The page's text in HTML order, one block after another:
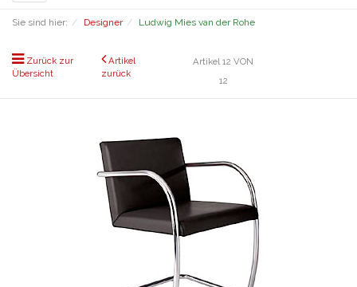
Sie sind hier: Designer Ludwig Mies van der Rohe
Zurück zur
Übersicht
Artikel
zurück
Artikel 12 VON
12